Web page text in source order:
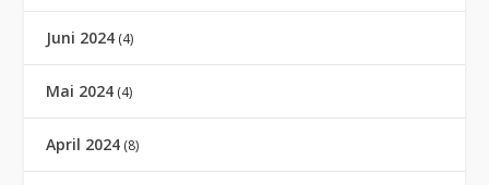
Juni 2024 (4)
Mai 2024 (4)
April 2024 (8)